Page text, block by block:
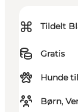
⌘ Tildelt
Gratis
Hunde
Børn,